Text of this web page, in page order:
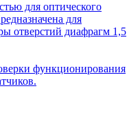
для оптического
для
отверстий диафрагм 1,5
функционирования